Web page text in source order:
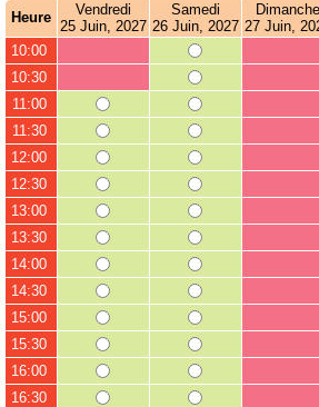
Heure
Vendredi
25 Juin, 2027
Samedi
26 Juin, 2027
Dimanche
27 Juin,
10:00
10:30
11:00
11:30
12:00
12:30
13:00
13:30
14:00
14:30
15:00
15:30
16:00
16:30